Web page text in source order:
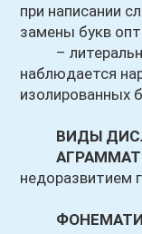
при написании
замены букв
–
наблюдается
изолированных
ВИДЫ
недоразвитием